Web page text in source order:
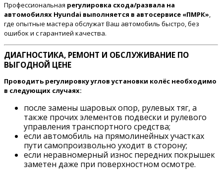
Профессиональная регулировка схода/развала на
автомобилях Hyundai выполняется в автосервисе «ПМРК»,
где опытные мастера обслужат Ваш автомобиль быстро, без
ошибок и с гарантией качества.
ДИАГНОСТИКА, РЕМОНТ И ОБСЛУЖИВАНИЕ ПО
ВЫГОДНОЙ ЦЕНЕ
Проводить регулировку углов установки колёс необходимо
в следующих случаях:
после замены шаровых опор, рулевых тяг, а
также прочих элементов подвески и рулевого
управления транспортного средства;
если автомобиль на прямолинейных участках
пути самопроизвольно уходит в сторону;
если неравномерный износ передних покрышек
заметен даже при поверхностном осмотре.